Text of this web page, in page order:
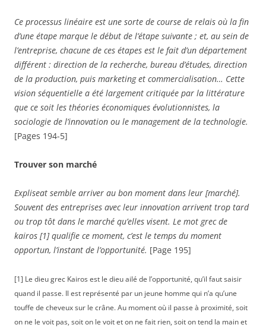
Ce processus linéaire est une sorte de course de relais où la fin
d’une étape marque le début de l’étape suivante ; et, au sein de
l’entreprise, chacune de ces étapes est le fait d’un département
différent : direction de la recherche, bureau d’études, direction
de la production, puis marketing et commercialisation… Cette
vision séquentielle a été largement critiquée par la littérature
que ce soit les théories économiques évolutionnistes, la
sociologie de l’innovation ou le management de la technologie.
[Pages 194-5]
Trouver son marché
Expliseat semble arriver au bon moment dans leur [marché].
Souvent des entreprises avec leur innovation arrivent trop tard
ou trop tôt dans le marché qu’elles visent. Le mot grec de
kairos [1] qualifie ce moment, c’est le temps du moment
opportun, l’instant de l’opportunité. [Page 195]
[1] Le dieu grec Kairos est le dieu ailé de l’opportunité, qu’il faut saisir
quand il passe. Il est représenté par un jeune homme qui n’a qu’une
touffe de cheveux sur le crâne. Au moment où il passe à proximité, soit
on ne le voit pas, soit on le voit et on ne fait rien, soit on tend la main et